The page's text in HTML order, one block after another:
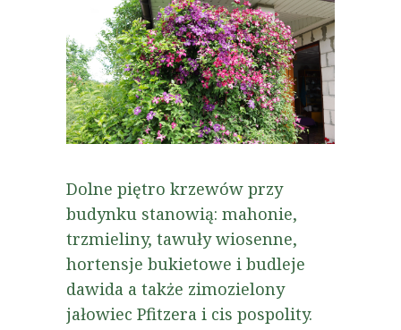
Dolne piętro krzewów przy
budynku stanowią: mahonie,
trzmieliny, tawuły wiosenne,
hortensje bukietowe i budleje
dawida a także zimozielony
jałowiec Pfitzera i cis pospolity.